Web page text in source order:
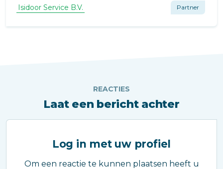
te laten onderhouden.
Isidoor Service B.V. Partner
REACTIES
Laat een bericht achter
Log in met uw profiel
Om een reactie te kunnen plaatsen heeft u